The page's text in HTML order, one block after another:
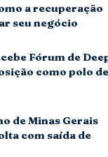
a recuperação
seu negócio
Fórum de
como polo de
de Minas Gerais
com saída de